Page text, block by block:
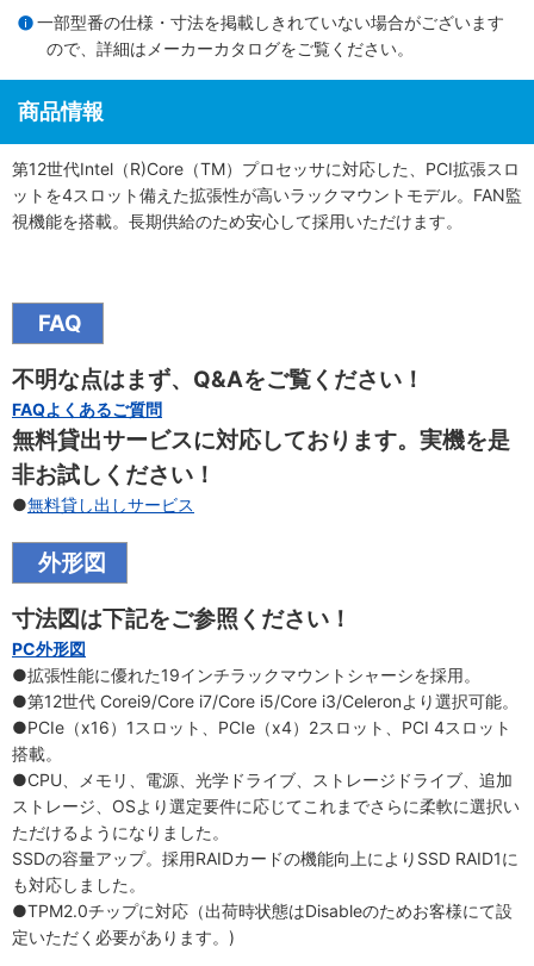
一部型番の仕様・寸法を掲載しきれていない場合がございます
ので、詳細は メーカーカタログをご覧ください。
商品情報
第12世代Intel（R)Core（TM）プロセッサに対応した、PCI拡張スロ
ットを4スロット備えた拡張性が高いラックマウントモデル。FAN監
視機能を搭載。長期供給のため安心して採用いただけます。
FAQ
不明な点はまず、Q&Aをご覧ください！
FAQよくあるご質問
無料貸出サービスに対応しております。実機を是
非お試しください！
●無料貸し出しサービス
外形図
寸法図は下記をご参照ください！
PC外形図
●拡張性能に優れた19インチラックマウントシャーシを採用。
●第12世代 Corei9/Core i7/Core i5/Core i3/Celeronより選択可能。
●PCIe（x16）1スロット、PCIe（x4）2スロット、PCI 4スロット
搭載。
●CPU、メモリ、電源、光学ドライブ、ストレージドライブ、追加
ストレージ、OSより選定要件に応じてこれまでさらに柔軟に選択い
ただけるようになりました。
SSDの容量アップ。採用RAIDカードの機能向上によりSSD RAID1に
も対応しました。
●TPM2.0チップに対応（出荷時状態はDisableのためお客様にて設
定いただく必要があります。)